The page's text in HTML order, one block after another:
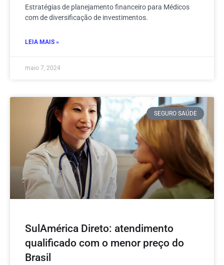
Estratégias de planejamento financeiro para Médicos
com de diversificação de investimentos.
LEIA MAIS »
maio 7, 2024
SEGURO SAÚDE
SulAmérica Direto: atendimento
qualificado com o menor preço do
Brasil